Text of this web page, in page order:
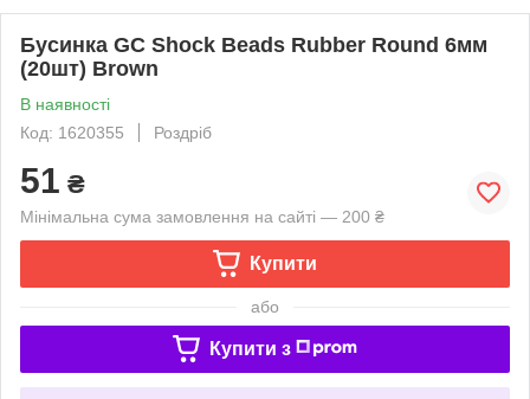
Бусинка GC Shock Beads Rubber Round 6мм
(20шт) Brown
В наявності
Код: 1620355
Роздріб
51 ₴
Мінімальна сума замовлення на сайті — 200 ₴
Купити
або
Купити з